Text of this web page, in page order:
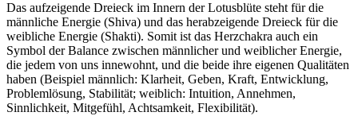
Das aufzeigende Dreieck im Innern der Lotusblüte steht für die
männliche Energie (Shiva) und das herabzeigende Dreieck für die
weibliche Energie (Shakti). Somit ist das Herzchakra auch ein
Symbol der Balance zwischen männlicher und weiblicher Energie,
die jedem von uns innewohnt, und die beide ihre eigenen Qualitäten
haben (Beispiel männlich: Klarheit, Geben, Kraft, Entwicklung,
Problemlösung, Stabilität; weiblich: Intuition, Annehmen,
Sinnlichkeit, Mitgefühl, Achtsamkeit, Flexibilität).